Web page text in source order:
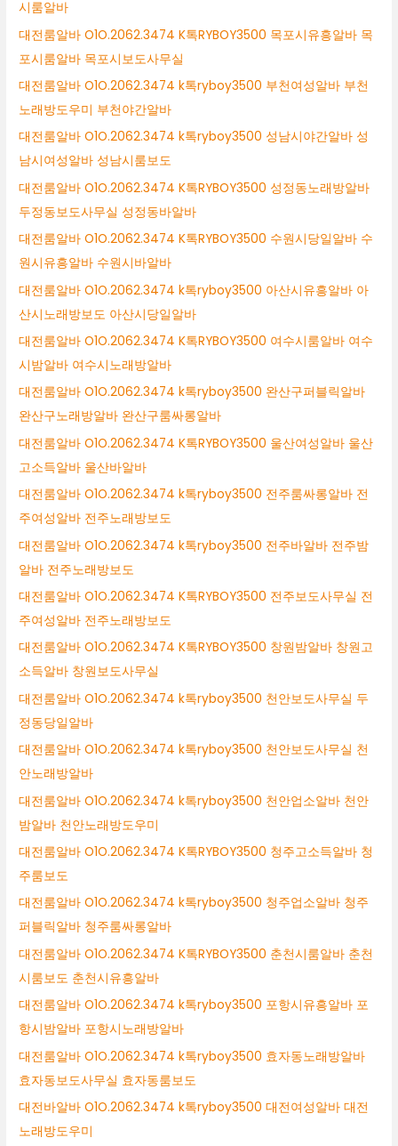
시룸알바
대전룸알바 O1O.2062.3474 K톡RYBOY3500 목포시유흥알바 목
포시룸알바 목포시보도사무실
대전룸알바 O1O.2062.3474 k톡ryboy3500 부천여성알바 부천
노래방도우미 부천야간알바
대전룸알바 O1O.2062.3474 k톡ryboy3500 성남시야간알바 성
남시여성알바 성남시룸보도
대전룸알바 O1O.2062.3474 K톡RYBOY3500 성정동노래방알바
두정동보도사무실 성정동바알바
대전룸알바 O1O.2062.3474 K톡RYBOY3500 수원시당일알바 수
원시유흥알바 수원시바알바
대전룸알바 O1O.2062.3474 k톡ryboy3500 아산시유흥알바 아
산시노래방보도 아산시당일알바
대전룸알바 O1O.2062.3474 K톡RYBOY3500 여수시룸알바 여수
시밤알바 여수시노래방알바
대전룸알바 O1O.2062.3474 k톡ryboy3500 완산구퍼블릭알바
완산구노래방알바 완산구룸싸롱알바
대전룸알바 O1O.2062.3474 K톡RYBOY3500 울산여성알바 울산
고소득알바 울산바알바
대전룸알바 O1O.2062.3474 k톡ryboy3500 전주룸싸롱알바 전
주여성알바 전주노래방보도
대전룸알바 O1O.2062.3474 k톡ryboy3500 전주바알바 전주밤
알바 전주노래방보도
대전룸알바 O1O.2062.3474 K톡RYBOY3500 전주보도사무실 전
주여성알바 전주노래방보도
대전룸알바 O1O.2062.3474 K톡RYBOY3500 창원밤알바 창원고
소득알바 창원보도사무실
대전룸알바 O1O.2062.3474 k톡ryboy3500 천안보도사무실 두
정동당일알바
대전룸알바 O1O.2062.3474 k톡ryboy3500 천안보도사무실 천
안노래방알바
대전룸알바 O1O.2062.3474 k톡ryboy3500 천안업소알바 천안
밤알바 천안노래방도우미
대전룸알바 O1O.2062.3474 K톡RYBOY3500 청주고소득알바 청
주룸보도
대전룸알바 O1O.2062.3474 k톡ryboy3500 청주업소알바 청주
퍼블릭알바 청주룸싸롱알바
대전룸알바 O1O.2062.3474 K톡RYBOY3500 춘천시룸알바 춘천
시룸보도 춘천시유흥알바
대전룸알바 O1O.2062.3474 k톡ryboy3500 포항시유흥알바 포
항시밤알바 포항시노래방알바
대전룸알바 O1O.2062.3474 k톡ryboy3500 효자동노래방알바
효자동보도사무실 효자동룸보도
대전바알바 O1O.2062.3474 k톡ryboy3500 대전여성알바 대전
노래방도우미